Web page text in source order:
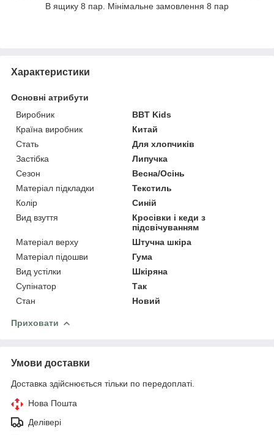
В ящику 8 пар. Мінімальне замовлення 8 пар
Характеристики
Основні атрибути
Виробник
BBT Kids
Країна виробник
Китай
Стать
Для хлопчиків
Застібка
Липучка
Сезон
Весна/Осінь
Матеріал підкладки
Текстиль
Колір
Синій
Вид взуття
Кросівки і кеди з
підсвічуванням
Матеріал верху
Штучна шкіра
Матеріал підошви
Гума
Вид устілки
Шкіряна
Супінатор
Так
Стан
Новий
Приховати
Умови доставки
Доставка здійснюється тільки по передоплаті.
Нова Пошта
Делівері